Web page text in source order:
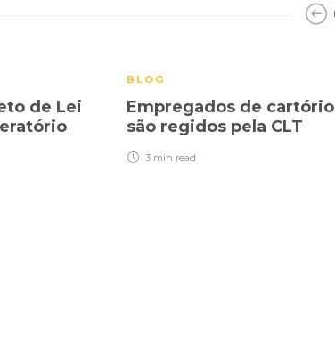
de Lei
BLOG
Empregados de cartório
são regidos pela CLT
3 min read